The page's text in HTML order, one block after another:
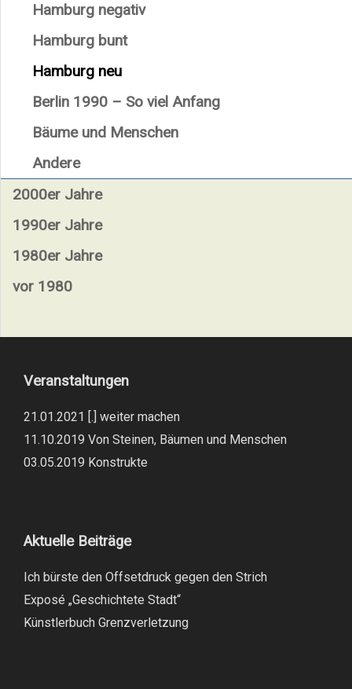
Hamburg negativ
Hamburg bunt
Hamburg neu
Berlin 1990 – So viel Anfang
Bäume und Menschen
Andere
2000er Jahre
1990er Jahre
1980er Jahre
vor 1980
Veranstaltungen
21.01.2021 [.] weiter machen
11.10.2019 Von Steinen, Bäumen und Menschen
03.05.2019 Konstrukte
Aktuelle Beiträge
Ich bürste den Offsetdruck gegen den Strich
Exposé „Geschichtete Stadt“
Künstlerbuch Grenzverletzung